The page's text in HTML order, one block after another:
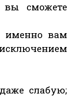
сможете
именно вам
слабую;